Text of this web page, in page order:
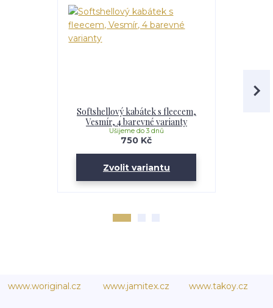
Softshellový kabátek s fleecem,
Vesmír, 4 barevné varianty
750 Kč
Ušijeme do 3 dnů
Zvolit variantu
www.woriginal.cz www.jamitex.cz www.takoy.cz